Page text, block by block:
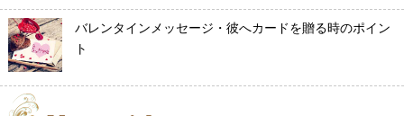
バレンタインメッセージ・彼へカードを贈る時のポイン
ト